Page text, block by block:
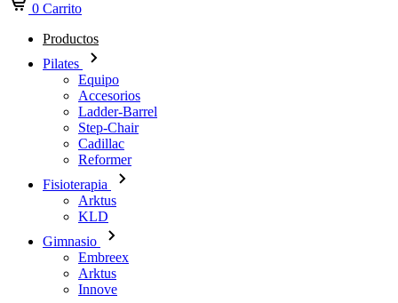
0 Carrito
Productos
Pilates
Equipo
Accesorios
Ladder-Barrel
Step-Chair
Cadillac
Reformer
Fisioterapia
Arktus
KLD
Gimnasio
Embreex
Arktus
Innove